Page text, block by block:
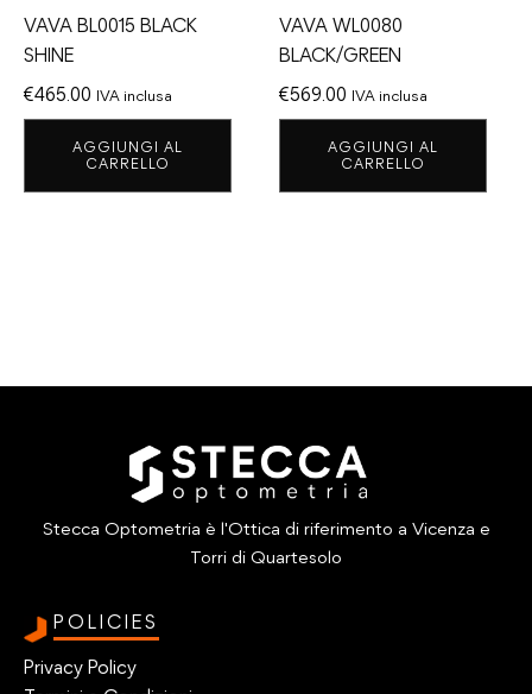
VAVA BL0015 BLACK
SHINE
€465.00 IVA inclusa
AGGIUNGI AL
CARRELLO
VAVA WL0080
BLACK/GREEN
€569.00 IVA inclusa
AGGIUNGI AL
CARRELLO
Stecca Optometria è l'Ottica di riferimento a Vicenza e
Torri di Quartesolo
POLICIES
Privacy Policy